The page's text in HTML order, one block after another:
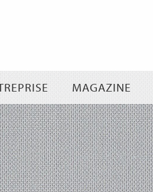
MAGAZINE